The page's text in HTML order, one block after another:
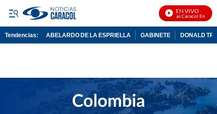
EN VIVO
Noticias Caracol En Vivo
Tendencias: ABELARDO DE LA ESPRIELLA GABINETE DONALD